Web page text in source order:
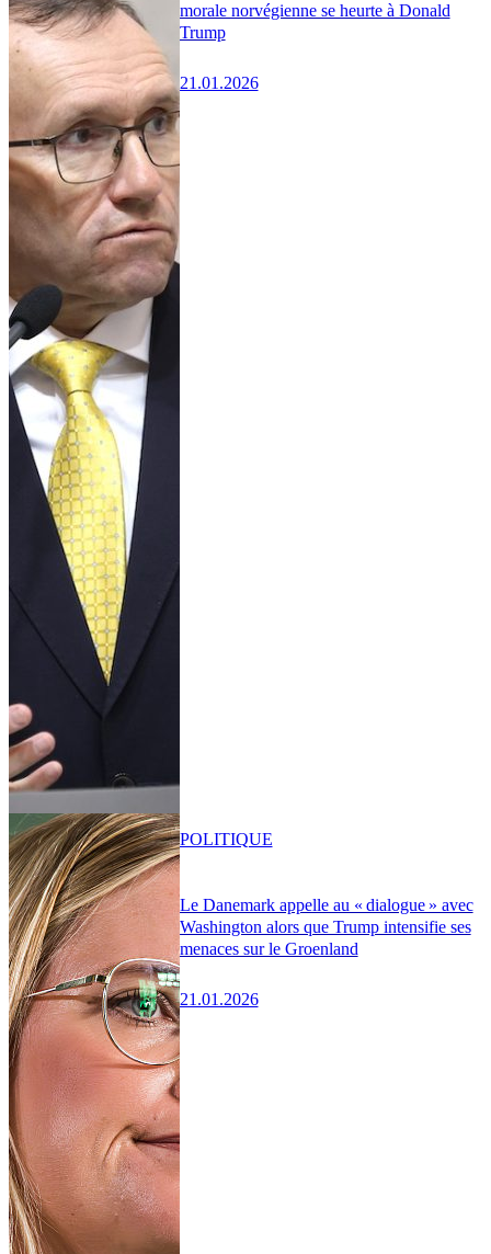
morale norvégienne se heurte à Donald
Trump
21.01.2026
Le Danemark appelle au « dialogue » avec
Washington alors que Trump intensifie ses
menaces sur le Groenland
21.01.2026
POLITIQUE